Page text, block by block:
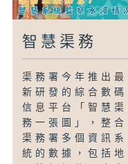
智慧渠務
渠務署今年推出最
新研發的綜合數碼
信息平台「智慧渠
務一張圖」，整合
渠務署多個資訊系
統的數據，包括地